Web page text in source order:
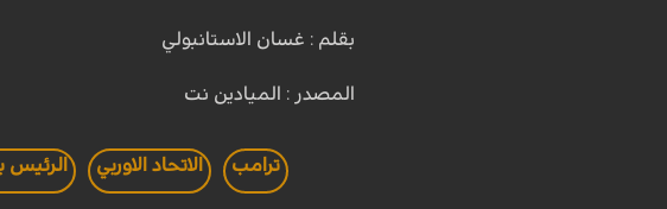
بقلم : غسان الاستانبولي
المصدر : الميادين نت
ترامب الاتحاد الاوربي الرئيس